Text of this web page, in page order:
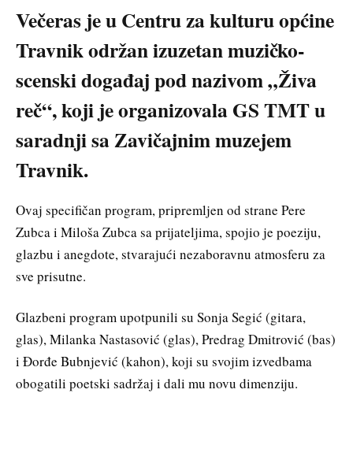
Večeras je u Centru za kulturu općine
Travnik održan izuzetan muzičko-
scenski događaj pod nazivom „Živa
reč“, koji je organizovala GS TMT u
saradnji sa Zavičajnim muzejem
Travnik.
Ovaj specifičan program, pripremljen od strane Pere
Zubca i Miloša Zubca sa prijateljima, spojio je poeziju,
glazbu i anegdote, stvarajući nezaboravnu atmosferu za
sve prisutne.
Glazbeni program upotpunili su Sonja Segić (gitara,
glas), Milanka Nastasović (glas), Predrag Dmitrović (bas)
i Đorđe Bubnjević (kahon), koji su svojim izvedbama
obogatili poetski sadržaj i dali mu novu dimenziju.